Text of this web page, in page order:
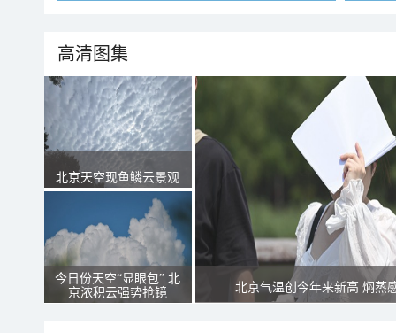
高清图集
北京天空现鱼鳞云景观
今日份天空“显眼包” 北
京浓积云强势抢镜
北京气温创今年来新高 焖蒸